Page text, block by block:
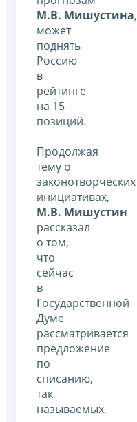
М.В. Мишустина,
может
поднять
Россию
в
рейтинге
на 15
позиций.
Продолжая
тему о
законотворческих
инициативах,
М.В. Мишустин
рассказал
о том,
что
сейчас
в
Государственной
Думе
рассматривается
предложение
по
списанию,
так
называемых,